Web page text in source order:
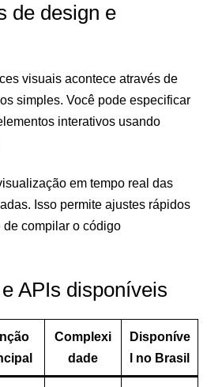
de design e
visuais acontece através de
simples. Você pode especificar
interativos usando
em tempo real das
Isso permite ajustes rápidos
compilar o código
APIs disponíveis
Complexi
dade
Disponíve
l no Brasil